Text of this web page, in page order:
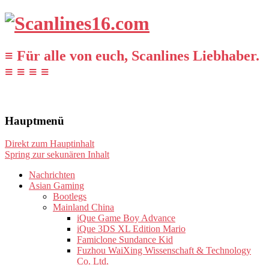
≡ Für alle von euch, Scanlines Liebhaber.
≡ ≡ ≡ ≡
Hauptmenü
Direkt zum Hauptinhalt
Spring zur sekunären Inhalt
Nachrichten
Asian Gaming
Bootlegs
Mainland China
iQue Game Boy Advance
iQue 3DS XL Edition Mario
Famiclone Sundance Kid
Fuzhou WaiXing Wissenschaft & Technology
Co. Ltd.